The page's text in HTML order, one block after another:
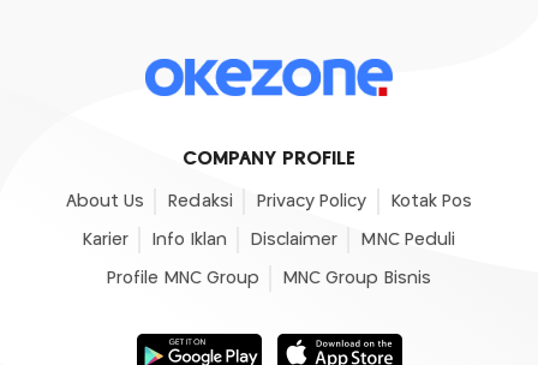
COMPANY PROFILE
About Us Redaksi Privacy Policy Kotak Pos
Karier Info Iklan Disclaimer MNC Peduli
Profile MNC Group MNC Group Bisnis